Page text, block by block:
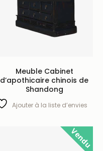
Meuble Cabinet
d’apothicaire chinois de
Shandong
Ajouter à la liste d’envies
Vendu